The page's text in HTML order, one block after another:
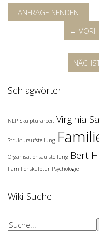
ANFRAGE SENDEN
←
Schlagwörter
NLP Skulpturarbeit Virginia
Strukturaufstellung
Organisationsaufstellung Bert
Familienskulptur Psychologie
Wiki-Suche
Suchen